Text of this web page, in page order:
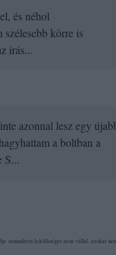
és néhol
körre is
írás...
azonnal lesz egy
a boltban a
S...
semmilyen felelősséget nem vállal, azokat